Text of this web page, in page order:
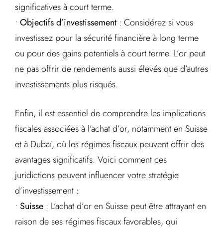
significatives à court terme.
• Objectifs d’investissement : Considérez si vous
investissez pour la sécurité financière à long terme
ou pour des gains potentiels à court terme. L’or peut
ne pas offrir de rendements aussi élevés que d’autres
investissements plus risqués.
Enfin, il est essentiel de comprendre les implications
fiscales associées à l’achat d’or, notamment en Suisse
et à Dubaï, où les régimes fiscaux peuvent offrir des
avantages significatifs. Voici comment ces
juridictions peuvent influencer votre stratégie
d’investissement :
• Suisse : L’achat d’or en Suisse peut être attrayant en
raison de ses régimes fiscaux favorables, qui